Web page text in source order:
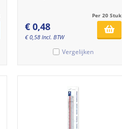
Per 20 Stuk
€ 0,48
€0,58 Incl. BTW
Vergelijken